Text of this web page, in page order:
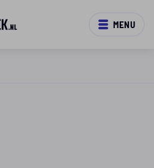
MENU